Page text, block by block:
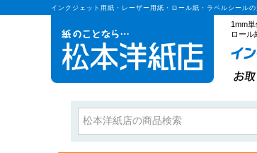
インクジェット用紙・レーザー用紙・ロール紙・ラベルシール
1mm
ロール